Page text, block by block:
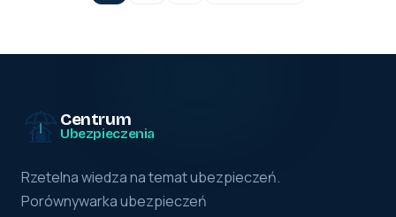
Centrum
Ubezpieczenia
Rzetelna wiedza na temat ubezpieczeń.
Porównywarka ubezpieczeń